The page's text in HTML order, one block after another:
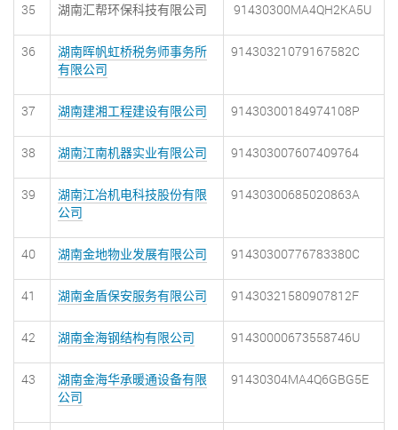
35 湖南汇帮环保科技有限公司 91430300MA4QH2KA5U
36
湖南晖帆虹桥税务师事务所
有限公司
91430321079167582C
37 湖南建湘工程建设有限公司 91430300184974108P
38 湖南江南机器实业有限公司 914303007607409764
39
湖南江冶机电科技股份有限
公司
91430300685020863A
40 湖南金地物业发展有限公司 91430300776783380C
41 湖南金盾保安服务有限公司 91430321580907812F
42 湖南金海钢结构有限公司 91430000673558746U
43
湖南金海华承暖通设备有限
公司
91430304MA4Q6GBG5E